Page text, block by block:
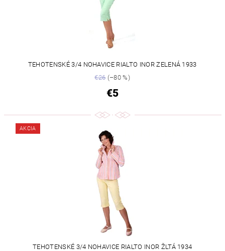
TEHOTENSKÉ 3/4 NOHAVICE RIALTO INOR ZELENÁ 1933
€26(–80 %)
€5
AKCIA
TEHOTENSKÉ 3/4 NOHAVICE RIALTO INOR ŽLTÁ 1934